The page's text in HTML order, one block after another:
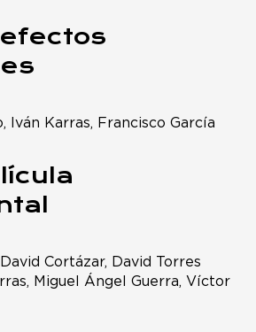
Iván Karras, Francisco García
Cortázar, David Torres
Miguel Ángel Guerra, Víctor